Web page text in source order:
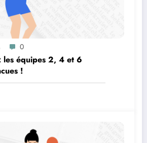
0
les équipes 2, 4 et 6
!